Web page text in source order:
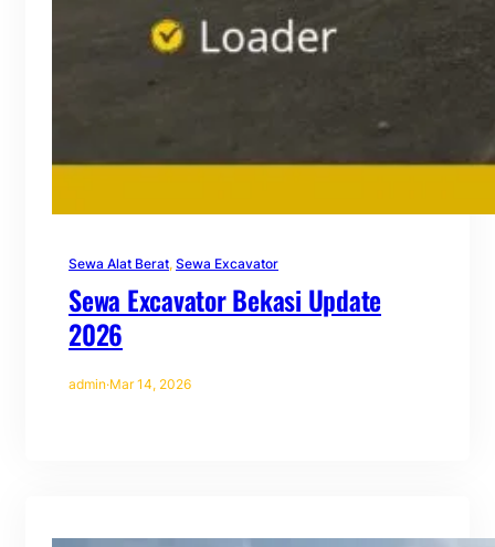
Sewa Alat Berat, Sewa Excavator
Sewa Excavator Bekasi Update
2026
admin·Mar 14, 2026